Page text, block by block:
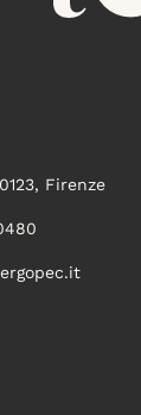
Firenze